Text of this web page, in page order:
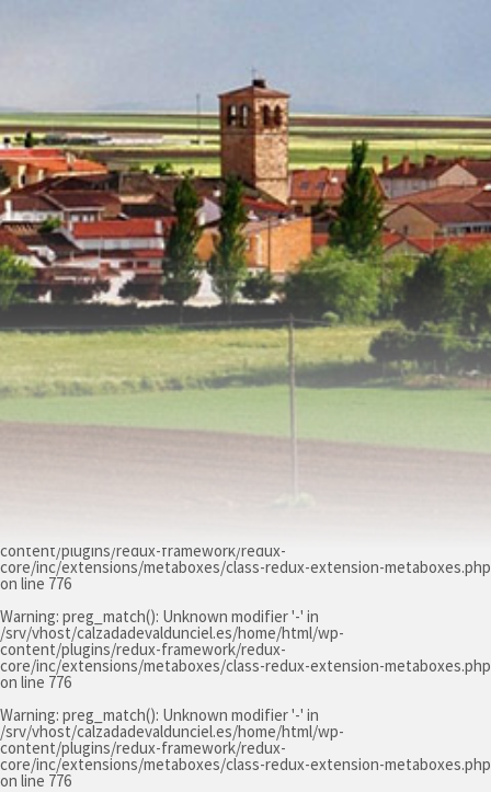
core/inc/extensions/metaboxes/class-redux-extension-metaboxes.php
Warning: preg_match(): Unknown modifier '-' in
/srv/vhost/calzadadevaldunciel.es/home/html/wp-
content/plugins/redux-framework/redux-
core/inc/extensions/metaboxes/class-redux-extension-metaboxes.php
on line776
Warning: preg_match(): Unknown modifier '-' in
/srv/vhost/calzadadevaldunciel.es/home/html/wp-
content/plugins/redux-framework/redux-
core/inc/extensions/metaboxes/class-redux-extension-metaboxes.php
on line776
Warning
: preg_match(): Unknown modifier '-' in
/srv/vhost/calzadadevaldunciel.es/home/html/wp-
content/plugins/redux-framework/redux-
core/inc/extensions/metaboxes/class-redux-extension-metaboxes.php
on line776
Warning
/srv/vhost/calzadadevaldunciel.es/home/html/wp-
content/plugins/redux-framework/redux-
core/inc/extensions/metaboxes/class-redux-extension-metaboxes.php
on line 776
Warning: preg_match(): Unknown modifier '-' in
/srv/vhost/calzadadevaldunciel.es/home/html/wp-
content/plugins/redux-framework/redux-
core/inc/extensions/metaboxes/class-redux-extension-metaboxes.php
on line 776
Warning: preg_match(): Unknown modifier '-' in
/srv/vhost/calzadadevaldunciel.es/home/html/wp-
content/plugins/redux-framework/redux-
core/inc/extensions/metaboxes/class-redux-extension-metaboxes.php
on line 776